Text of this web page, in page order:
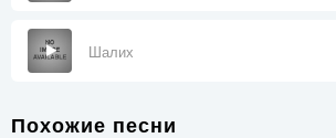
Шалих
Похожие песни